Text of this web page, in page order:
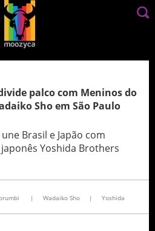
palco com Meninos do
Sho em São Paulo
Brasil e Japão com
Yoshida Brothers
| Wadaiko Sho |
Yoshida